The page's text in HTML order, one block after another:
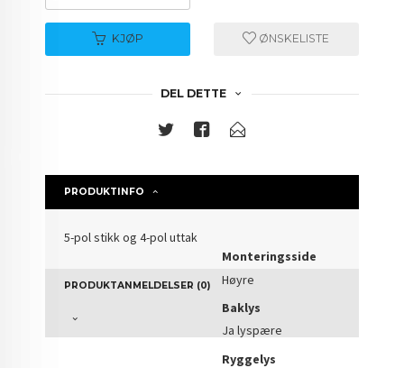
KJØP ØNSKELISTE
DEL DETTE
PRODUKTINFO
5-pol stikk og 4-pol uttak
Monteringsside
Høyre
Baklys
Ja lyspære
Ryggelys
PRODUKTANMELDELSER (0)